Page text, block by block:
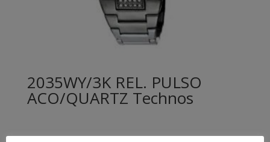
2035WY/3K REL. PULSO
ACO/QUARTZ Technos